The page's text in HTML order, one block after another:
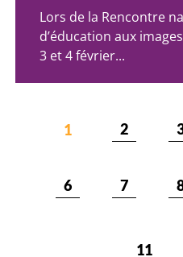
Lors de la Rencontre
d’éducation aux
3 et 4 février...
1 2
6 7
11